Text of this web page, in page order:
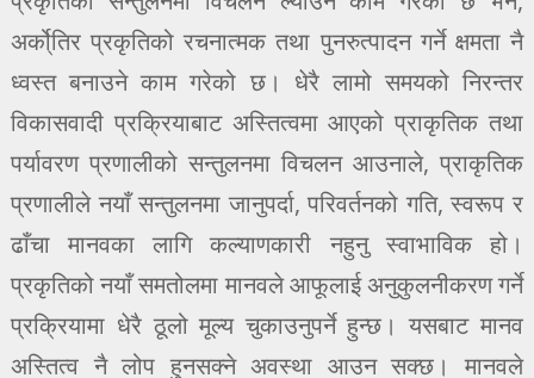
अर्को्तिर प्रकृतिको रचनात्मक तथा पुनरुत्पादन गर्ने क्षमता नै
ध्वस्त बनाउने काम गरेको छ। धेरै लामो समयको निरन्तर
विकासवादी प्रक्रियाबाट अस्तित्वमा आएको प्राकृतिक तथा
पर्यावरण प्रणालीको सन्तुलनमा विचलन आउनाले, प्राकृतिक
प्रणालीले नयाँ सन्तुलनमा जानुपर्दा, परिवर्तनको गति, स्वरूप र
ढाँचा मानवका लागि कल्याणकारी नहुनु स्वाभाविक हो।
प्रकृतिको नयाँ समतोलमा मानवले आफूलाई अनुकुलनीकरण गर्ने
प्रक्रियामा धेरै ठूलो मूल्य चुकाउनुपर्ने हुन्छ। यसबाट मानव
अस्तित्व नै लोप हुनसक्ने अवस्था आउन सक्छ। मानवले